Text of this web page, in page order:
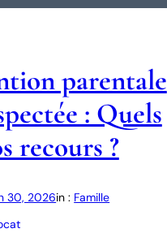
parentale
: Quels
recours ?
30, 2026in : Famille